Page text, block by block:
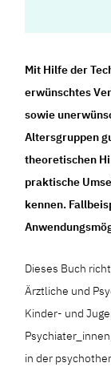
Mit Hilfe der
erwünschtes
sowie
Altersgruppen
theoretischen
praktische
kennen.
Dieses Buch
Ärztliche und
Kinder- und
in der